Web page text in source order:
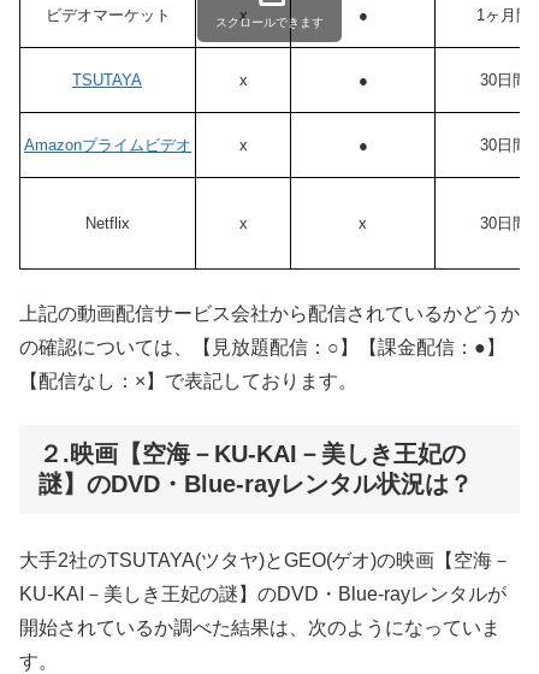
ビデオマーケット x ● 1ヶ月間
TSUTAYA x ● 30日間
Amazonプライムビデオ x ● 30日間
Netflix x x 30日間
スクロールできます
上記の動画配信サービス会社から配信されているかどうか
の確認については、【見放題配信：○】【課金配信：●】
【配信なし：×】で表記しております。
２.映画【空海－KU-KAI－美しき王妃の
謎】のDVD・Blue-rayレンタル状況は？
大手2社のTSUTAYA(ツタヤ)とGEO(ゲオ)の映画【空海－
KU-KAI－美しき王妃の謎】のDVD・Blue-rayレンタルが
開始されているか調べた結果は、次のようになっていま
す。